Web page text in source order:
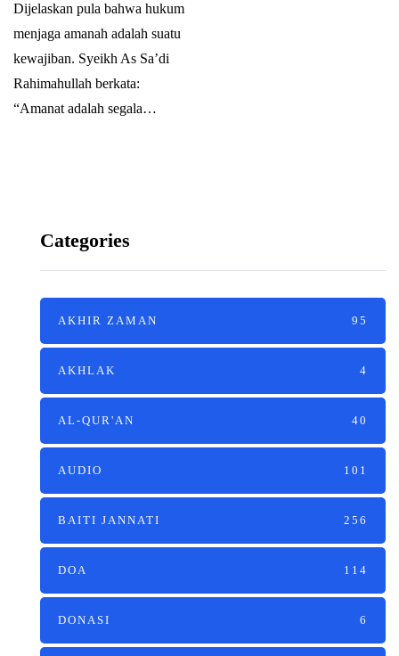
Dijelaskan pula bahwa hukum
menjaga amanah adalah suatu
kewajiban. Syeikh As Sa’di
Rahimahullah berkata:
“Amanat adalah segala…
Categories
AKHIR ZAMAN 95
AKHLAK 4
AL-QUR'AN 40
AUDIO 101
BAITI JANNATI 256
DOA 114
DONASI 6